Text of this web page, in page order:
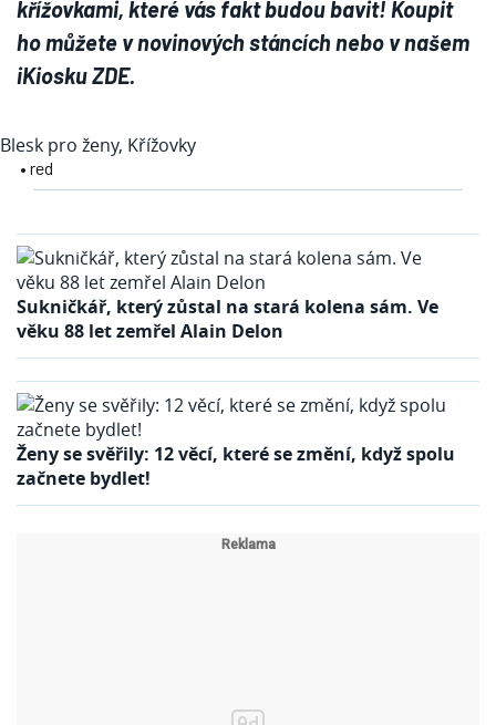
křížovkami, které vás fakt budou bavit! Koupit
ho můžete v novinových stáncích nebo v našem
iKiosku ZDE.
Blesk pro ženy, Křížovky
• red
Sukničkář, který zůstal na stará kolena sám. Ve
věku 88 let zemřel Alain Delon
Ženy se svěřily: 12 věcí, které se změní, když spolu
začnete bydlet!